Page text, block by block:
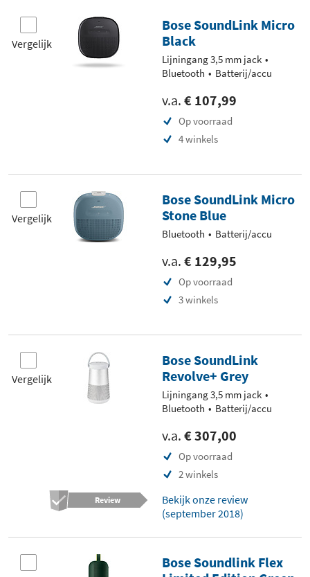
Vergelijk
Bose SoundLink Micro
Black
Lijningang 3,5 mm jack
Bluetooth
Batterij/accu
v.a. € 107,99
Op voorraad
4 winkels
Vergelijk
Bose SoundLink Micro
Stone Blue
Bluetooth Batterij/accu
v.a. € 129,95
Op voorraad
3 winkels
Vergelijk
Bose SoundLink
Revolve+ Grey
Lijningang 3,5 mm jack
Bluetooth
Batterij/accu
v.a. € 307,00
Op voorraad
2 winkels
Review
Bekijk onze review
(september 2018)
Bose Soundlink Flex